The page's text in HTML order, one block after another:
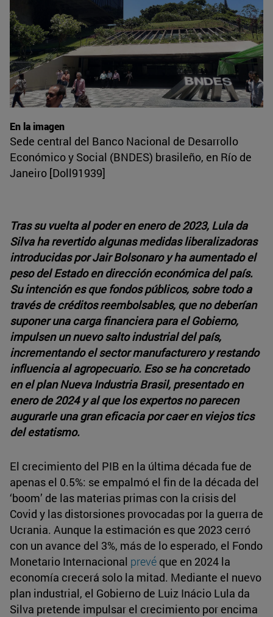
En la imagen
Sede central del Banco Nacional de Desarrollo
Económico y Social (BNDES) brasileño, en Río de
Janeiro [Doll91939]
Tras su vuelta al poder en enero de 2023, Lula da
Silva ha revertido algunas medidas liberalizadoras
introducidas por Jair Bolsonaro y ha aumentado el
peso del Estado en dirección económica del país.
Su intención es que fondos públicos, sobre todo a
través de créditos reembolsables, que no deberían
suponer una carga financiera para el Gobierno,
impulsen un nuevo salto industrial del país,
incrementando el sector manufacturero y restando
influencia al agropecuario. Eso se ha concretado
en el plan Nueva Industria Brasil, presentado en
enero de 2024 y al que los expertos no parecen
augurarle una gran eficacia por caer en viejos tics
del estatismo.
El crecimiento del PIB en la última década fue de
apenas el 0.5%: se empalmó el fin de la década del
‘boom’ de las materias primas con la crisis del
Covid y las distorsiones provocadas por la guerra de
Ucrania. Aunque la estimación es que 2023 cerró
con un avance del 3%, más de lo esperado, el Fondo
Monetario Internacional prevé que en 2024 la
economía crecerá solo la mitad. Mediante el nuevo
plan industrial, el Gobierno de Luiz Inácio Lula da
Silva pretende impulsar el crecimiento por encima